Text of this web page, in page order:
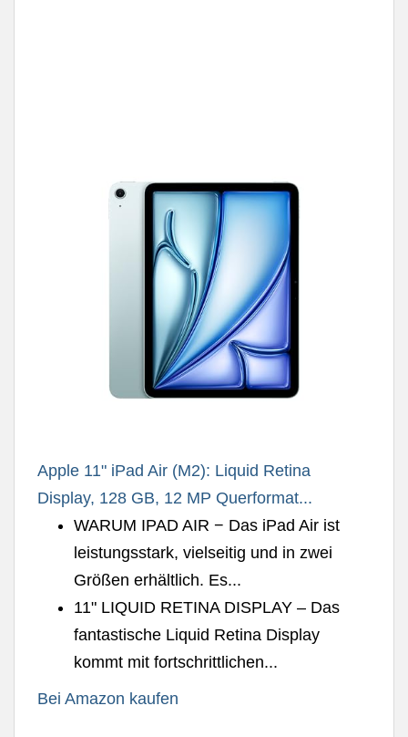
Apple 11" iPad Air (M2): Liquid Retina
Display, 128 GB, 12 MP Querformat...
WARUM IPAD AIR − Das iPad Air ist
leistungsstark, vielseitig und in zwei
Größen erhältlich. Es...
11" LIQUID RETINA DISPLAY – Das
fantastische Liquid Retina Display
kommt mit fortschrittlichen...
Bei Amazon kaufen